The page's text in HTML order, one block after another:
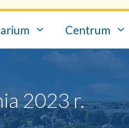
Centrum
2023 r.